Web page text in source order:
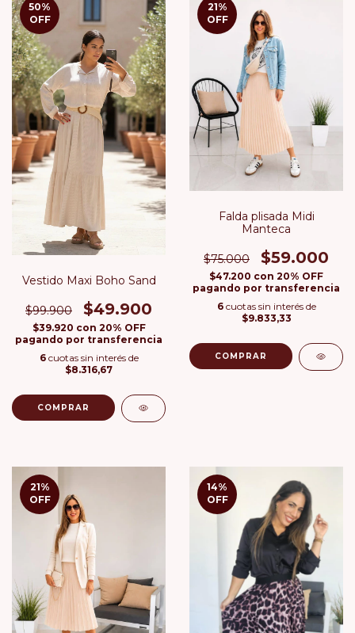
50%
OFF
Vestido Maxi Boho Sand
$99.900 $49.900
$39.920 con 20% OFF
pagando por transferencia
6 cuotas sin interés de
$8.316,67
COMPRAR
21%
OFF
Falda plisada Midi
Manteca
$75.000 $59.000
$47.200 con 20% OFF
pagando por transferencia
6 cuotas sin interés de
$9.833,33
COMPRAR
21%
OFF
14%
OFF